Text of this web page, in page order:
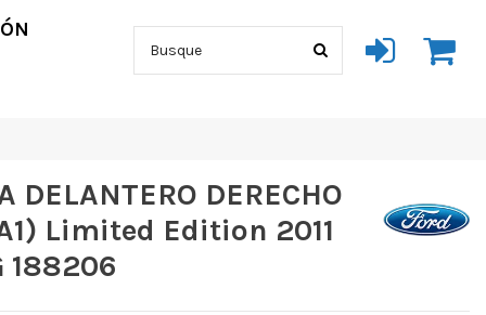
DELANTERO DERECHO
Limited Edition 2011
188206